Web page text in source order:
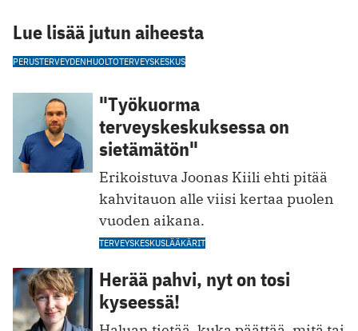
Lue lisää jutun aiheesta
PERUSTERVEYDENHUOLTOTERVEYSKESKUS
"Työkuorma
terveyskeskuksessa on
sietämätön"
Erikoistuva Joonas Kiili ehti pitää
kahvitauon alle viisi kertaa puolen
vuoden aikana.
TERVEYSKESKUSLÄÄKÄRIT
Herää pahvi, nyt on tosi
kyseessä!